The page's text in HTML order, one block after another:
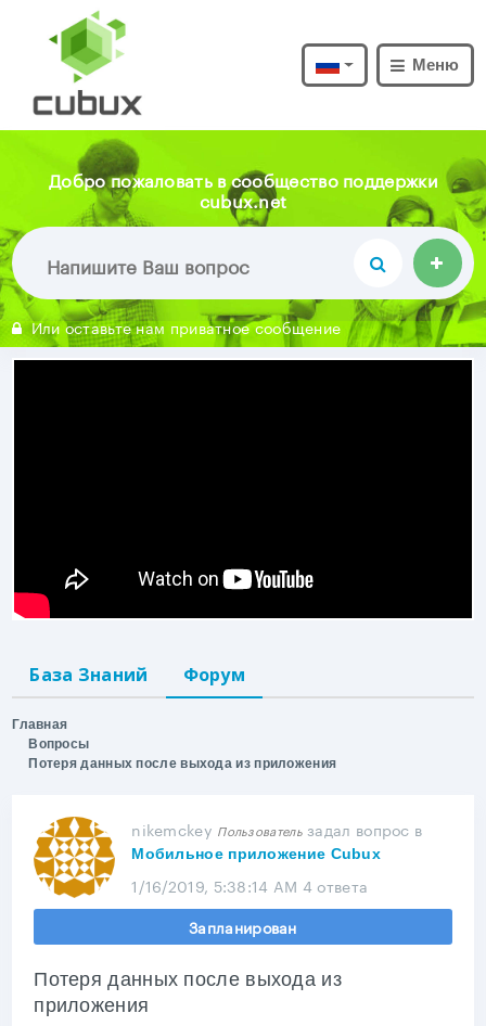
Меню
Добро пожаловать в сообщество поддержки
cubux.net
Или оставьте нам приватное сообщение
База Знаний Форум
Главная
Вопросы
Потеря данных после выхода из приложения
nikemckey Пользователь задал вопрос в
Мобильное приложение Cubux
1/16/2019, 5:38:14 AM 4 ответа
Запланирован
Потеря данных после выхода из
приложения